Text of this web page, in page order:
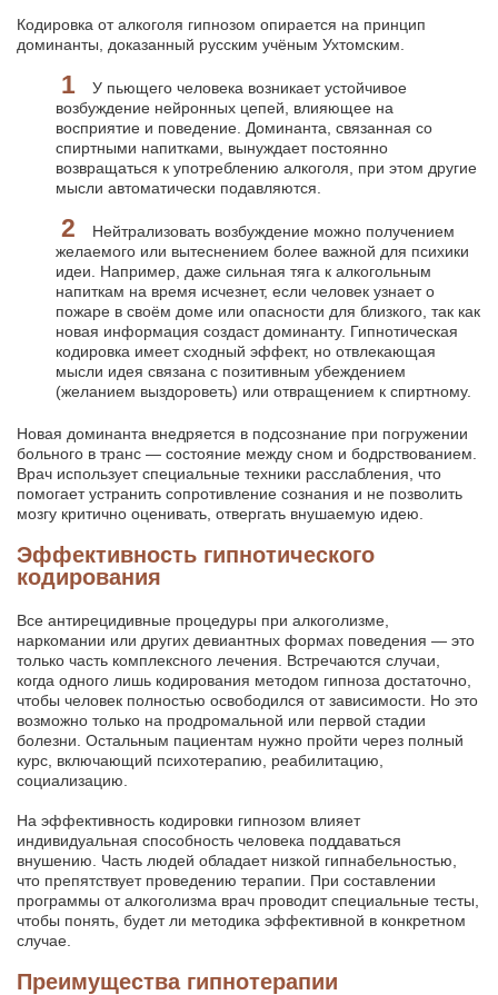
Кодировка от алкоголя гипнозом опирается на принцип
доминанты, доказанный русским учёным Ухтомским.
У пьющего человека возникает устойчивое
возбуждение нейронных цепей, влияющее на
восприятие и поведение. Доминанта, связанная со
спиртными напитками, вынуждает постоянно
возвращаться к употреблению алкоголя, при этом другие
мысли автоматически подавляются.
Нейтрализовать возбуждение можно получением
желаемого или вытеснением более важной для психики
идеи. Например, даже сильная тяга к алкогольным
напиткам на время исчезнет, если человек узнает о
пожаре в своём доме или опасности для близкого, так как
новая информация создаст доминанту. Гипнотическая
кодировка имеет сходный эффект, но отвлекающая
мысли идея связана с позитивным убеждением
(желанием выздороветь) или отвращением к спиртному.
Новая доминанта внедряется в подсознание при погружении
больного в транс — состояние между сном и бодрствованием.
Врач использует специальные техники расслабления, что
помогает устранить сопротивление сознания и не позволить
мозгу критично оценивать, отвергать внушаемую идею.
Эффективность гипнотического
кодирования
Все антирецидивные процедуры при алкоголизме,
наркомании или других девиантных формах поведения — это
только часть комплексного лечения. Встречаются случаи,
когда одного лишь кодирования методом гипноза достаточно,
чтобы человек полностью освободился от зависимости. Но это
возможно только на продромальной или первой стадии
болезни. Остальным пациентам нужно пройти через полный
курс, включающий психотерапию, реабилитацию,
социализацию.
На эффективность кодировки гипнозом влияет
индивидуальная способность человека поддаваться
внушению. Часть людей обладает низкой гипнабельностью,
что препятствует проведению терапии. При составлении
программы от алкоголизма врач проводит специальные тесты,
чтобы понять, будет ли методика эффективной в конкретном
случае.
Преимущества гипнотерапии